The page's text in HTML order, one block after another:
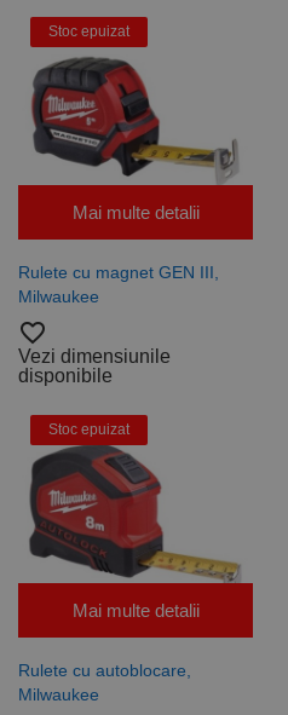
Stoc epuizat
Mai multe detalii
Rulete cu magnet GEN III,
Milwaukee
favorite_border
Vezi dimensiunile
disponibile
Stoc epuizat
Mai multe detalii
Rulete cu autoblocare,
Milwaukee